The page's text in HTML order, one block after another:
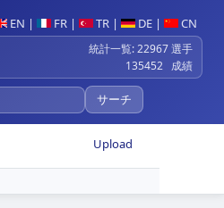
EN | FR | TR | DE | CN
統計一覧: 22967 選手
135452 成績
Upload